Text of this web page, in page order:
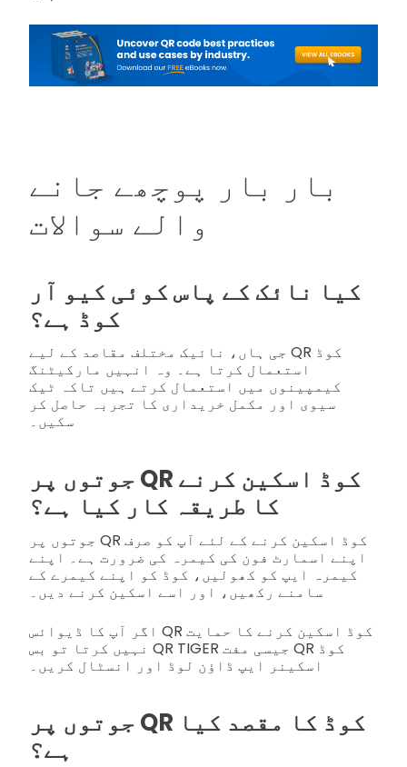
بار بار پوچھے جانے
والے سوالات
کیا نائک کے پاس کوئی کیو آر
کوڈ ہے؟
جی ہاں، نائیک مختلف مقاصد کے لیے QR کوڈ
استعمال کرتا ہے۔ وہ انہیں مارکیٹنگ
کیمپینوں میں استعمال کرتے ہیں تاکہ ٹیک
سیوی اور مکمل خریداری کا تجربہ حاصل کر
سکیں۔
جوتوں پر QR کوڈ اسکین کرنے
کا طریقہ کار کیا ہے؟
جوتوں پر QR کوڈ اسکین کرنے کے لئے آپ کو صرف
اپنے اسمارٹ فون کی کیمرہ کی ضرورت ہے۔ اپنے
کیمرہ ایپ کو کھولیں، کوڈ کو اپنے کیمرے کے
سامنے رکھیں، اور اسے اسکین کرنے دیں۔
اگر آپ کا ڈیوائس QR کوڈ اسکین کرنے کا حمایت
نہیں کرتا تو بس QR TIGER جیسی مفت QR کوڈ
اسکینر ایپ ڈاؤن لوڈ اور انسٹال کریں۔
جوتوں پر QR کوڈ کا مقصد کیا
ہے؟